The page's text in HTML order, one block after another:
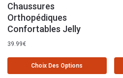
Chaussures
Orthopédiques
Confortables Jelly
39.99€
Choix Des Options